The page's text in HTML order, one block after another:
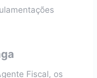
Fiscal, os